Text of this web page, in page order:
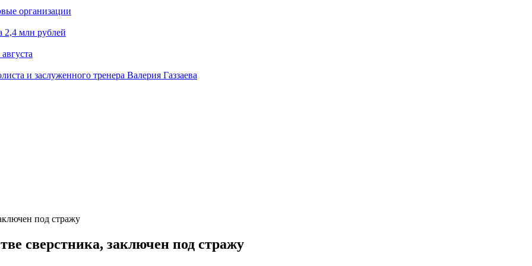
организации
2,4 млн рублей
и заслуженного тренера Валерия Газзаева
под стражу
сверстника, заключен под стражу